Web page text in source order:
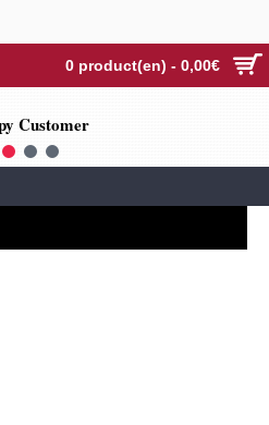
0 product(en) - 0,00€
Customer
1 2 3